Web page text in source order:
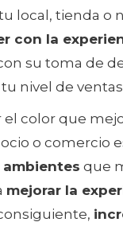
local, tienda o
con la
su toma de
nivel de
el color que
o comercio
ambientes que
mejorar la